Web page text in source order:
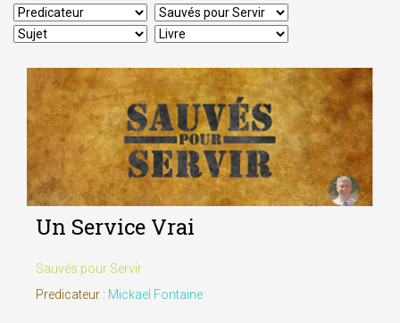
Un Service Vrai
Sauvés pour Servir
Predicateur : Mickael Fontaine